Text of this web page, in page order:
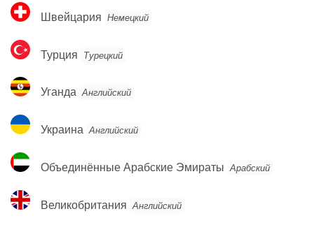
Швейцария
Швейцария Немецкий
Турция
Турция Турецкий
Уганда
Уганда Английский
Украина
Украина Английский
Объединённые
Арабские
Объединённые Арабские Эмираты Арабский
Великобритания
Великобритания Английский